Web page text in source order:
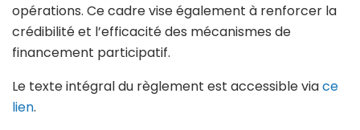
opérations. Ce cadre vise également à renforcer la
crédibilité et l’efficacité des mécanismes de
financement participatif.
Le texte intégral du règlement est accessible viace
lien.